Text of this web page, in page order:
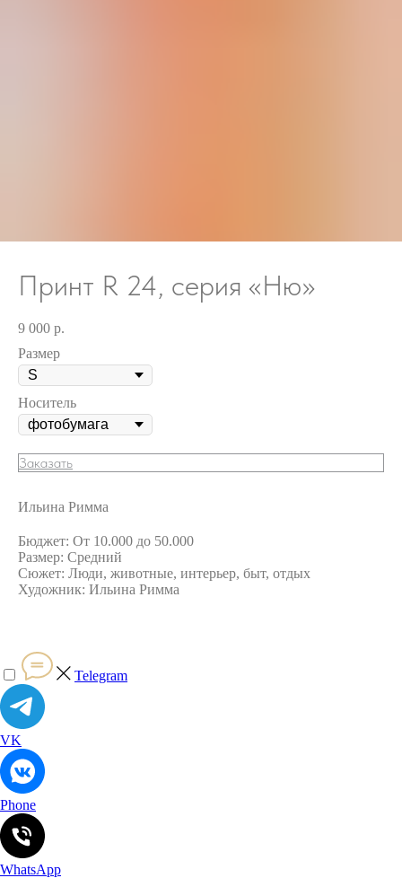
Принт R 24, серия «Ню»
9 000 р.
Размер
Носитель
Заказать
Ильина Римма
Бюджет: От 10.000 до 50.000
Размер: Средний
Сюжет: Люди, животные, интерьер, быт, отдых
Художник: Ильина Римма
Telegram
VK
Phone
WhatsApp